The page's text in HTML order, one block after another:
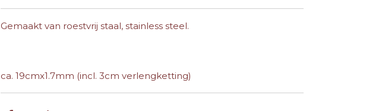
Gemaakt van roestvrij staal, stainless steel.
ca. 19cmx1.7mm (incl. 3cm verlengketting)